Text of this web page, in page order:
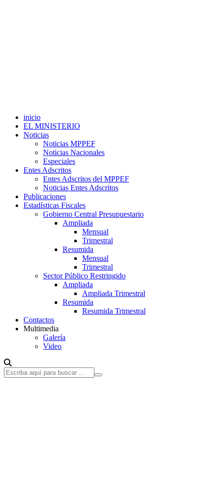
inicio
EL MINISTERIO
Noticias
Noticias MPPEF
Noticias Nacionales
Especiales
Entes Adscritos
Entes Adscritos del MPPEF
Noticias Entes Adscritos
Publicaciones
Estadísticas Fiscales
Gobierno Central Presupuestario
Ampliada
Mensual
Trimestral
Resumida
Mensual
Trimestral
Sector Público Restringido
Ampliada
Ampliada Trimestral
Resumida
Resumida Trimestral
Contactos
Multimedia
Galería
Video